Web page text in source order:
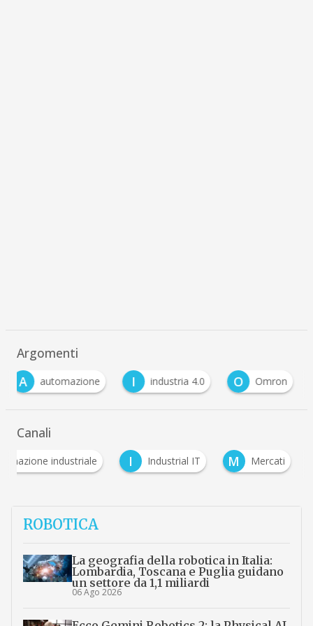
Argomenti
A
automazione I industria 4.0 O Omron
Canali
industriale I Industrial IT M Mercati
ROBOTICA
La geografia della robotica in Italia:
Lombardia, Toscana e Puglia guidano
un settore da 1,1 miliardi
06 Ago 2026